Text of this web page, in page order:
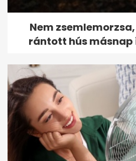
Nem
rántott hús másnap